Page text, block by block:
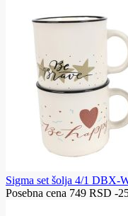
Sigma set šolja 4/1 DBX-
Posebna cena 749 RSD -